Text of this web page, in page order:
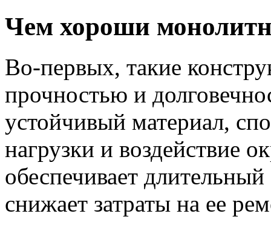
Чем хороши
Во-первых, такие
прочностью и
устойчивый материал,
нагрузки и воздействие
обеспечивает
снижает затраты на ее